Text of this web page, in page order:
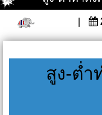
สูง-ต่ำ